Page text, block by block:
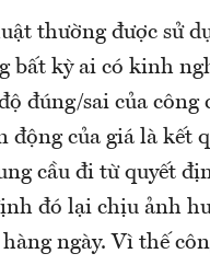
thường được sử
bất kỳ ai có kinh
đúng/sai của công
động của giá là kết
cầu đi từ quyết
đó lại chịu ảnh
ngày. Vì thế